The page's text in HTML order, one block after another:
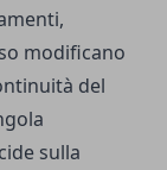
modificano
del
sulla